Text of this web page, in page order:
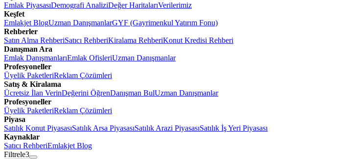
Emlak PiyasasıDemografi AnaliziDeğer HaritalarıVerilerimiz
Keşfet
Emlakjet BlogUzman DanışmanlarGYF (Gayrimenkul Yatırım Fonu)
Rehberler
Satın Alma RehberiSatıcı RehberiKiralama RehberiKonut Kredisi Rehberi
Danışman Ara
Emlak DanışmanlarıEmlak OfisleriUzman Danışmanlar
Profesyoneller
Üyelik PaketleriReklam Çözümleri
Satış & Kiralama
Ücretsiz İlan VerinDeğerini ÖğrenDanışman BulUzman Danışmanlar
Profesyoneller
Üyelik PaketleriReklam Çözümleri
Piyasa
Satılık Konut PiyasasıSatılık Arsa PiyasasıSatılık Arazi PiyasasıSatılık İş Yeri Piyasası
Kaynaklar
Satıcı RehberiEmlakjet Blog
Filtrele3